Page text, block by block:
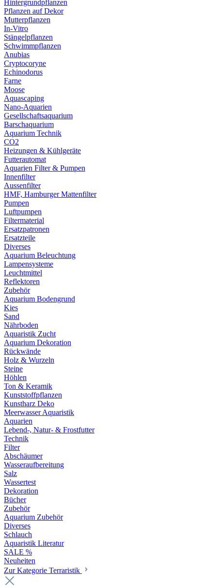
Hintergrundpflanzen
Pflanzen auf Dekor
Mutterpflanzen
In-Vitro
Stängelpflanzen
Schwimmpflanzen
Anubias
Cryptocoryne
Echinodorus
Farne
Moose
Aquascaping
Nano-Aquarien
Gesellschaftsaquarium
Barschaquarium
Aquarium Technik
CO2
Heizungen & Kühlgeräte
Futterautomat
Aquarien Filter & Pumpen
Innenfilter
Aussenfilter
HMF, Hamburger Mattenfilter
Pumpen
Luftpumpen
Filtermaterial
Ersatzpatronen
Ersatzteile
Diverses
Aquarium Beleuchtung
Lampensysteme
Leuchtmittel
Reflektoren
Zubehör
Aquarium Bodengrund
Kies
Sand
Nährboden
Aquaristik Zucht
Aquarium Dekoration
Rückwände
Holz & Wurzeln
Steine
Höhlen
Ton & Keramik
Kunststoffpflanzen
Kunstharz Deko
Meerwasser Aquaristik
Aquarien
Lebend-, Natur- & Frostfutter
Technik
Filter
Abschäumer
Wasseraufbereitung
Salz
Wassertest
Dekoration
Bücher
Zubehör
Aquarium Zubehör
Diverses
Schlauch
Aquaristik Literatur
SALE %
Neuheiten
Zur Kategorie Terraristik